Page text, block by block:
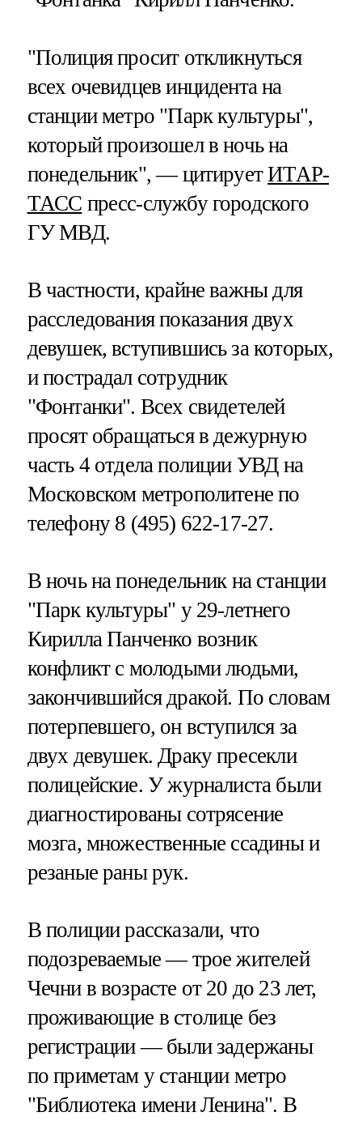
"Полиция просит откликнуться
всех очевидцев инцидента на
станции метро "Парк культуры",
который произошел в ночь на
понедельник", — цитируетИТАР-
ТАСС пресс-службу городского
ГУ МВД.
В частности, крайне важны для
расследования показания двух
девушек, вступившись за которых,
и пострадал сотрудник
"Фонтанки". Всех свидетелей
просят обращаться в дежурную
часть 4 отдела полиции УВД на
Московском метрополитене по
телефону 8 (495) 622-17-27.
В ночь на понедельник на станции
"Парк культуры" у 29-летнего
Кирилла Панченко возник
конфликт с молодыми людьми,
закончившийся дракой. По словам
потерпевшего, он вступился за
двух девушек. Драку пресекли
полицейские. У журналиста были
диагностированы сотрясение
мозга, множественные ссадины и
резаные раны рук.
В полиции рассказали, что
подозреваемые — трое жителей
Чечни в возрасте от 20 до 23 лет,
проживающие в столице без
регистрации — были задержаны
по приметам у станции метро
"Библиотека имени Ленина". В